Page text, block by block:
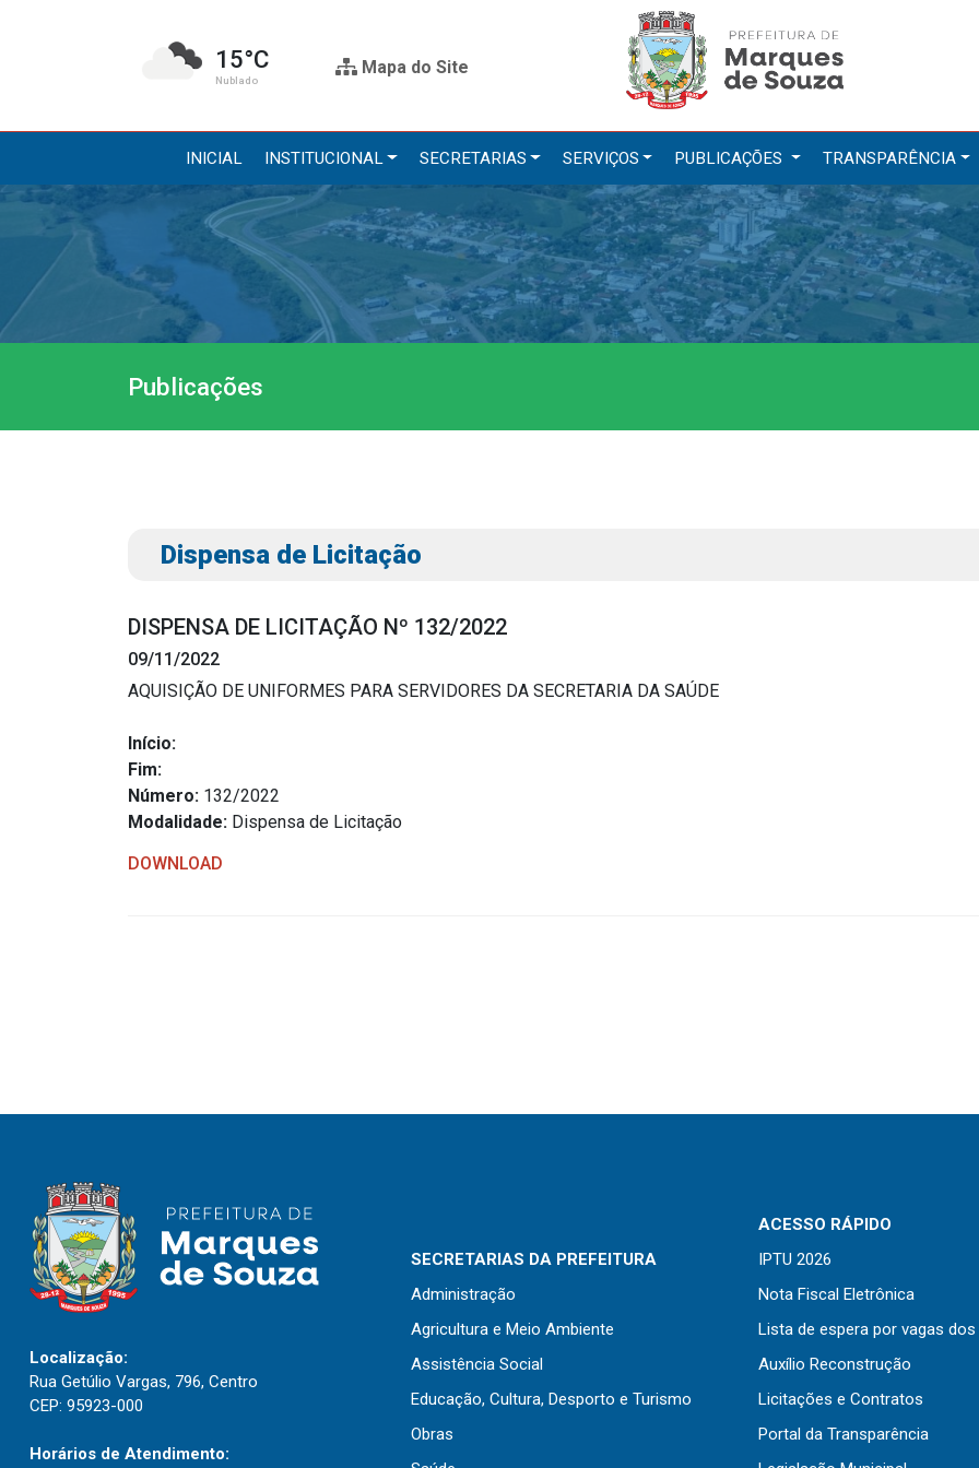
15°C
Nublado
Mapa do Site
INICIAL INSTITUCIONAL SECRETARIAS SERVIÇOS PUBLICAÇÕES TRANSPARÊNCIA
Institucional
A Prefeitura
Gabinete do Prefeito
História do Município
Secretarias
Administração
Agricultura e Meio Ambiente
Serviços
IPTU 2026
Nota Fiscal Eletrônica
Transparência
Portal da Transparência
Radar da Transparência
Publicações
Dispensa de Licitação
DISPENSA DE LICITAÇÃO Nº 132/2022
09/11/2022
AQUISIÇÃO DE UNIFORMES PARA SERVIDORES DA SECRETARIA DA SAÚDE
Início:
Fim:
Número: 132/2022
Modalidade: Dispensa de Licitação
DOWNLOAD
Localização:
Rua Getúlio Vargas, 796, Centro
CEP: 95923-000
Horários de Atendimento:
SECRETARIAS DA PREFEITURA
Administração
Agricultura e Meio Ambiente
Assistência Social
Educação, Cultura, Desporto e Turismo
Obras
ACESSO RÁPIDO
IPTU 2026
Nota Fiscal Eletrônica
Lista de espera por vagas
Auxílio Reconstrução
Licitações e Contratos
Portal da Transparência